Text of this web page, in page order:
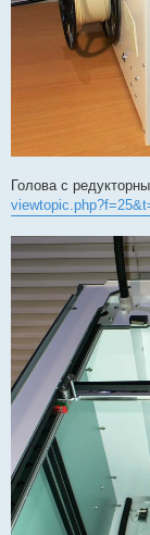
Голова с